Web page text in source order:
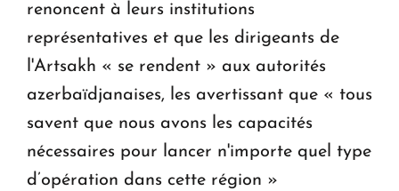
renoncent à leurs institutions
représentatives et que les dirigeants de
l'Artsakh « se rendent » aux autorités
azerbaïdjanaises, les avertissant que « tous
savent que nous avons les capacités
nécessaires pour lancer n'importe quel type
d’opération dans cette région »